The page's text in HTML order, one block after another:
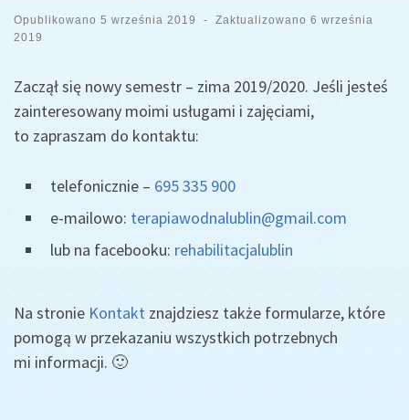
Opublikowano 5 września 2019 - Zaktualizowano 6 września
2019
Zaczął się nowy semestr – zima 2019/2020. Jeśli jesteś
zainteresowany moimi usługami i zajęciami,
to zapraszam do kontaktu:
telefonicznie – 695 335 900
e-mailowo: terapiawodnalublin@gmail.com
lub na facebooku: rehabilitacjalublin
Na stronie Kontakt znajdziesz także formularze, które
pomogą w przekazaniu wszystkich potrzebnych
mi informacji. 🙂